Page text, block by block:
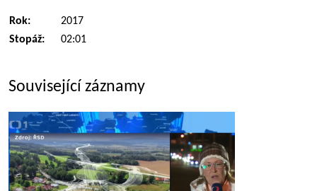
Rok:
2017
Stopáž:
02:01
Související záznamy